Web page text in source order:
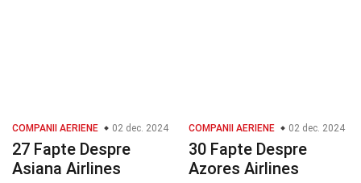
COMPANII AERIENE 02 dec. 2024
27 Fapte Despre
Asiana Airlines
COMPANII AERIENE 02 dec. 2024
30 Fapte Despre
Azores Airlines